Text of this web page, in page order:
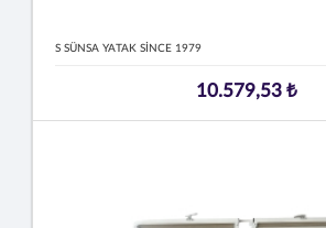
S SÜNSA YATAK SİNCE 1979
10.579,53 ₺